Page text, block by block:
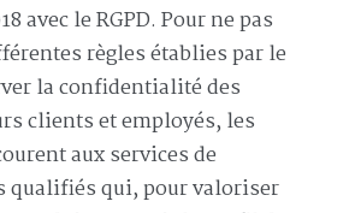
avec le RGPD. Pour ne pas
règles établies par le
la confidentialité des
clients et employés, les
aux services de
qualifiés qui, pour valoriser